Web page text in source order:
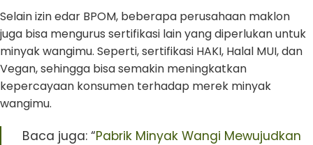
Selain izin edar BPOM, beberapa perusahaan maklon
juga bisa mengurus sertifikasi lain yang diperlukan untuk
minyak wangimu. Seperti, sertifikasi HAKI, Halal MUI, dan
Vegan, sehingga bisa semakin meningkatkan
kepercayaan konsumen terhadap merek minyak
wangimu.
Baca juga: “Pabrik Minyak Wangi Mewujudkan